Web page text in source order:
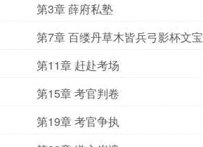
第3章 薛府私塾
第7章 百缕丹草木皆兵弓影杯文宝
第11章 赶赴考场
第15章 考官判卷
第19章 考官争执